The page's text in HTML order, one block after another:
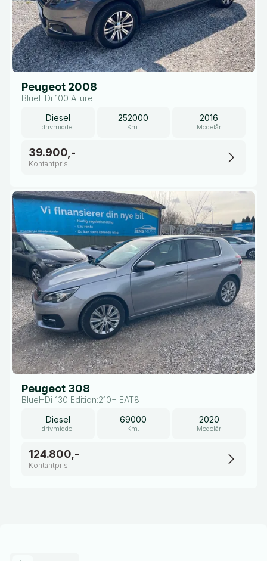
Peugeot 2008
BlueHDi 100 Allure
Diesel
drivmiddel
252000
Km.
2016
Modelår
39.900,-
Kontantpris
Peugeot 308
BlueHDi 130 Edition:210+ EAT8
Diesel
drivmiddel
69000
Km.
2020
Modelår
124.800,-
Kontantpris